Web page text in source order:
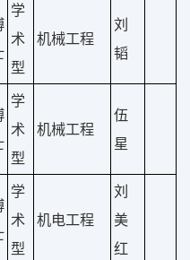
学
术
型
机械工程
刘
韬
学
术
型
机械工程
伍
星
学
术
型
机电工程
刘
美
红